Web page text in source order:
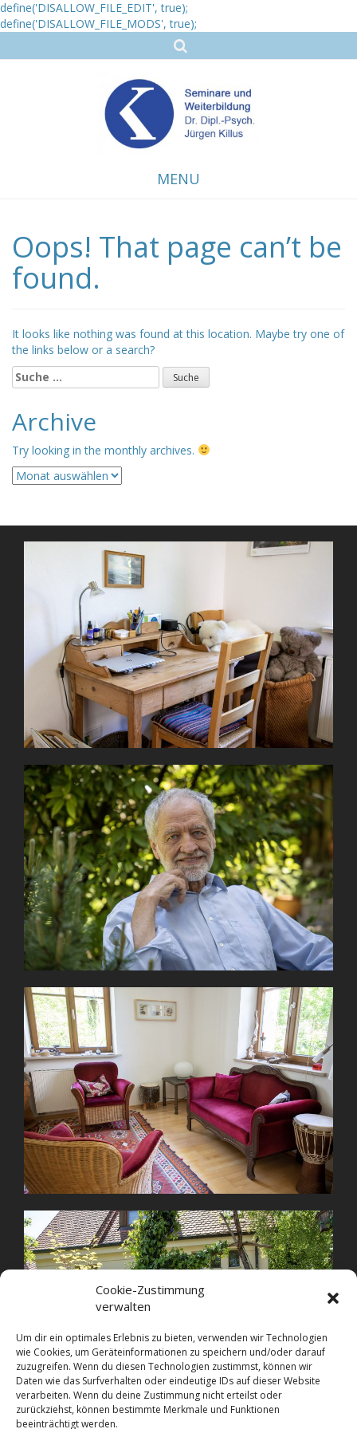
Cookie-Zustimmung
verwalten
Um dir ein optimales Erlebnis zu bieten, verwenden wir Technologien
wie Cookies, um Geräteinformationen zu speichern und/oder darauf
zuzugreifen. Wenn du diesen Technologien zustimmst, können wir
Daten wie das Surfverhalten oder eindeutige IDs auf dieser Website
verarbeiten. Wenn du deine Zustimmung nicht erteilst oder
zurückziehst, können bestimmte Merkmale und Funktionen
beeinträchtigt werden.
define('DISALLOW_FILE_EDIT', true);
define('DISALLOW_FILE_MODS', true);
MENU
to
content
Oops! That page can’t be
found.
It looks like nothing was found at this location. Maybe try one of
the links below or a search?
Suche
nach:
Archive
Try looking in the monthly archives.
Archive